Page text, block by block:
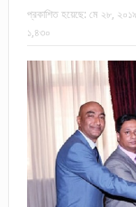
প্রকাশিত হয়েছে: মে ২৮, ২০১৯
১,৪৩০